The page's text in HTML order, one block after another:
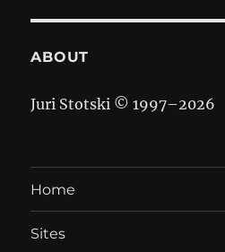
ABOUT
Juri Stotski © 1997–2026
Home
Sites